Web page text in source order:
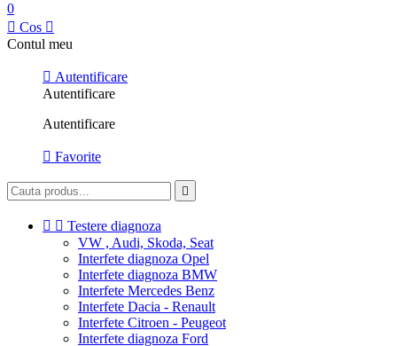
0
 Cos 
Contul meu
 Autentificare
Autentificare
Autentificare
 Favorite

  Testere diagnoza
VW , Audi, Skoda, Seat
Interfete diagnoza Opel
Interfete diagnoza BMW
Interfete Mercedes Benz
Interfete Dacia - Renault
Interfete Citroen - Peugeot
Interfete diagnoza Ford